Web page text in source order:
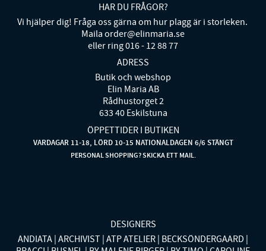
HAR DU FRÅGOR?
Vi hjälper dig! Fråga oss gärna om hur plagg är i storleken.
Maila order@elinmaria.se
eller ring 016 - 12 88 77
ADRESS
Butik och webshop
Elin Maria AB
Rådhustorget 2
633 40 Eskilstuna
ÖPPETTIDER I BUTIKEN
VARDAGAR 11-18, LÖRD 10-15 NATIONALDAGEN 6/6 STÄNGT
PERSONAL SHOPPING? SKICKA ETT MAIL.
DESIGNERS
ANDIATA ARCHIVIST ATP ATELIER BECKSÖNDERGAARD